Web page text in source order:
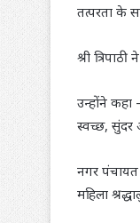
तत्परता के
श्री
उन्होंने
स्वच्छ, सुंदर
नगर पंचायत
महिला